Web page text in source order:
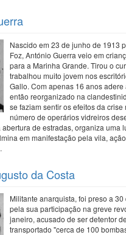
Nascido em 23 de junho de 1913
Foz, António Guerra veio em
para a Marinha Grande. Tirou o
trabalhou muito jovem nos
Gallo. Com apenas 16 anos
então reorganizado na
se faziam sentir os efeitos da
número de operários vidreiros
de estradas, organiza uma
em manifestação pela vila,
da Costa
Militante anarquista, foi preso a
pela sua participação na greve
janeiro, acusado de ser detentor
transportado "cerca de 100